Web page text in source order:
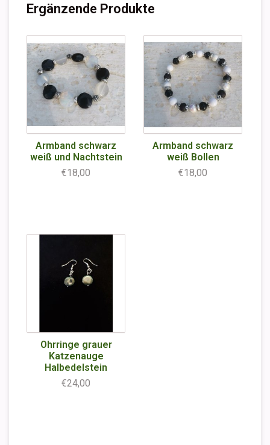
Ergänzende Produkte
Armband schwarz
weiß und Nachtstein
€18,00
Armband schwarz
weiß Bollen
€18,00
Ohrringe grauer
Katzenauge
Halbedelstein
€24,00